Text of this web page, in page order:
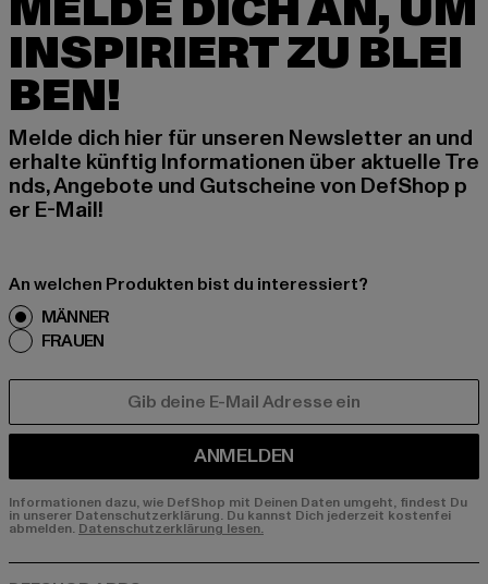
INSPIRIERT ZU BLEI
BEN!
Melde dich hier für unseren Newsletter an und
erhalte künftig Informationen über aktuelle Tre
nds, Angebote und Gutscheine von DefShop p
er E-Mail!
An welchen Produkten bist du interessiert?
MÄNNER
FRAUEN
ANMELDEN
Informationen dazu, wie DefShop mit Deinen Daten umgeht, findest Du
in unserer Datenschutzerklärung. Du kannst Dich jederzeit kostenfei
abmelden. Datenschutzerklärung lesen.